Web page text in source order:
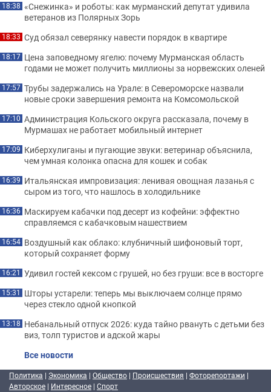
18:38 «Снежинка» и роботы: как мурманский депутат удивила
ветеранов из Полярных Зорь
18:33 Суд обязал северянку навести порядок в квартире
18:17 Цена заповедному ягелю: почему Мурманская область
годами не может получить миллионы за норвежских оленей
17:57 Трубы задержались на Урале: в Североморске назвали
новые сроки завершения ремонта на Комсомольской
17:10 Администрация Кольского округа рассказала, почему в
Мурмашах не работает мобильный интернет
17:09 Киберхулиганы и пугающие звуки: ветеринар объяснила,
чем умная колонка опасна для кошек и собак
16:39 Итальянская импровизация: ленивая овощная лазанья с
сыром из того, что нашлось в холодильнике
16:36 Маскируем кабачки под десерт из кофейни: эффектно
справляемся с кабачковым нашествием
16:54 Воздушный как облако: клубничный шифоновый торт,
который сохраняет форму
16:21 Удивил гостей кексом с грушей, но без груши: все в восторге
15:31 Шторы устарели: теперь мы выключаем солнце прямо
через стекло одной кнопкой
13:18 Небанальный отпуск 2026: куда тайно рвануть с детьми без
виз, толп туристов и адской жары
Все новости
Политика | Экономика | Общество | Происшествия | Фоторепортажи |
Авторское | Интересное | Спорт